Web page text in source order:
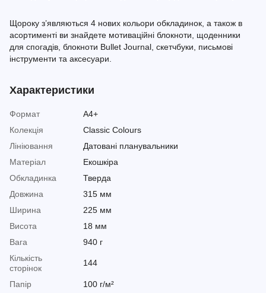
Щороку з’являються 4 нових кольори обкладинок, а також в
асортименті ви знайдете мотиваційні блокноти, щоденники
для спогадів, блокноти Bullet Journal, скетчбуки, письмові
інструменти та аксесуари.
Характеристики
Формат
A4+
Колекція
Classic Colours
Лініювання
Датовані планувальники
Матеріал
Екошкіра
Обкладинка
Тверда
Довжина
315 мм
Ширина
225 мм
Висота
18 мм
Вага
940 г
Кількість
сторінок
144
Папір
100 г/м²